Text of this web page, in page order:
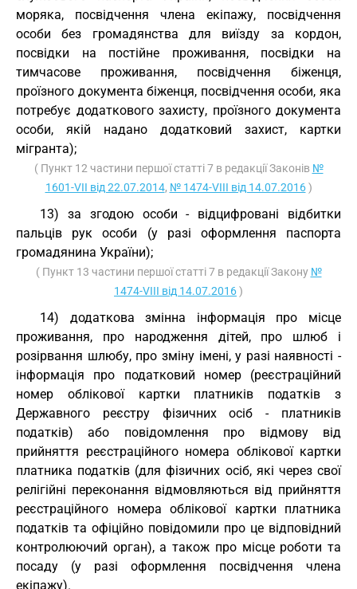
моряка, посвідчення члена екіпажу, посвідчення
особи без громадянства для виїзду за кордон,
посвідки на постійне проживання, посвідки на
тимчасове проживання, посвідчення біженця,
проїзного документа біженця, посвідчення особи, яка
потребує додаткового захисту, проїзного документа
особи, якій надано додатковий захист, картки
мігранта);
( Пункт 12 частини першої статті 7 в редакції Законів №
1601-VII від 22.07.2014, № 1474-VIII від 14.07.2016)
13) за згодою особи - відцифровані відбитки
пальців рук особи (у разі оформлення паспорта
громадянина України);
( Пункт 13 частини першої статті 7 в редакції Закону №
1474-VIII від 14.07.2016)
14) додаткова змінна інформація про місце
проживання, про народження дітей, про шлюб і
розірвання шлюбу, про зміну імені, у разі наявності -
інформація про податковий номер (реєстраційний
номер облікової картки платників податків з
Державного реєстру фізичних осіб - платників
податків) або повідомлення про відмову від
прийняття реєстраційного номера облікової картки
платника податків (для фізичних осіб, які через свої
релігійні переконання відмовляються від прийняття
реєстраційного номера облікової картки платника
податків та офіційно повідомили про це відповідний
контролюючий орган), а також про місце роботи та
посаду (у разі оформлення посвідчення члена
екіпажу).